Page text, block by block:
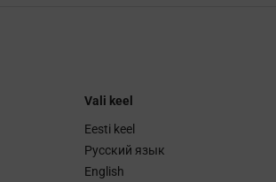
Vali keel
Eesti keel
Русский язык
English